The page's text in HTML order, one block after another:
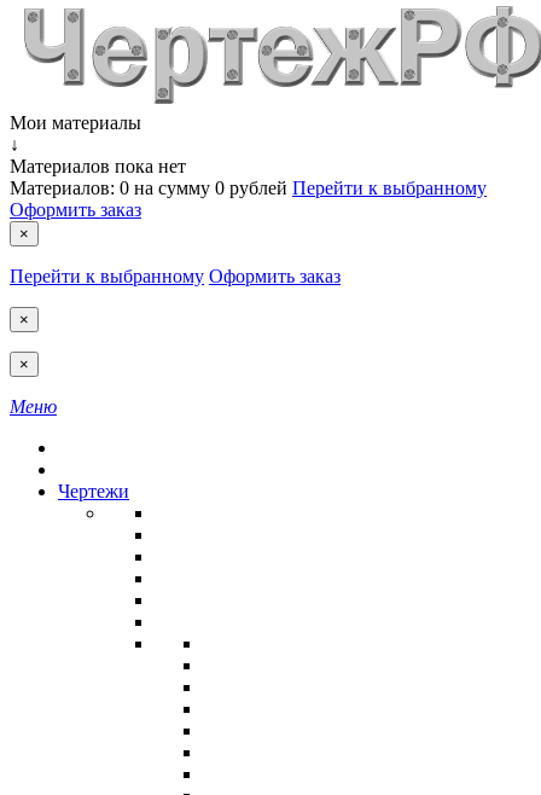
Мои материалы
↓
Материалов пока нет
Материалов: 0 на сумму 0 рублей Перейти к выбранному
Оформить заказ
×
Перейти к выбранному Оформить заказ
×
×
Меню
Чертежи